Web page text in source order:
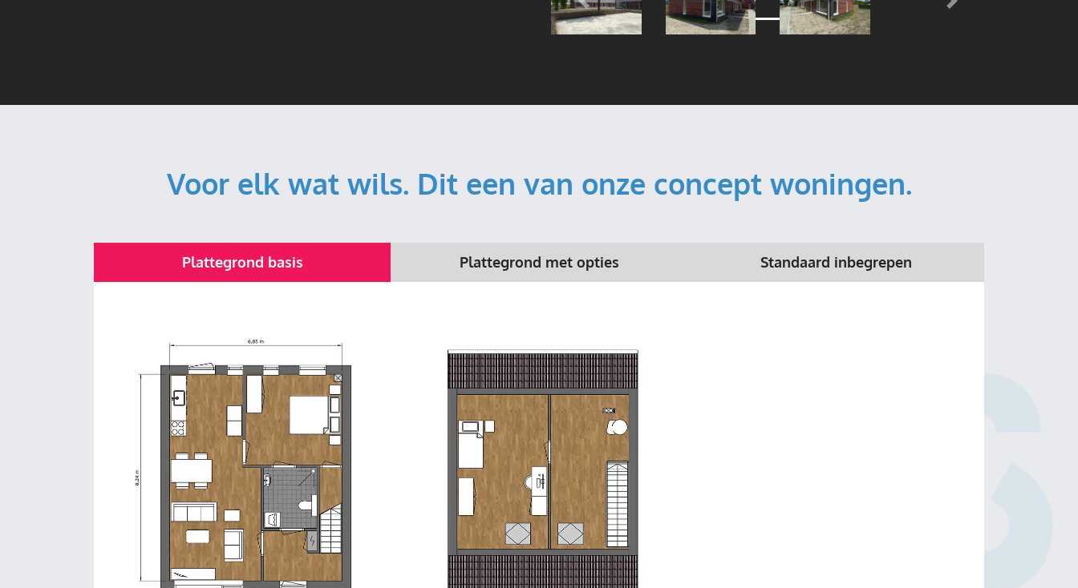
Vorige Volgende
Voor elk wat wils. Dit een van onze concept woningen.
Plattegrond basis Plattegrond met opties Standaard inbegrepen
overslaan